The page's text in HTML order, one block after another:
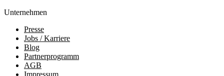
Unternehmen
Presse
Jobs / Karriere
Blog
Partnerprogramm
AGB
Impressum